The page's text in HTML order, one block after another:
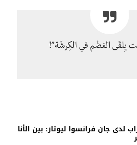
يِلقَى العَضْم في الكِرشَة”!
لدى جان فرانسوا ليوتار: بين الأنا